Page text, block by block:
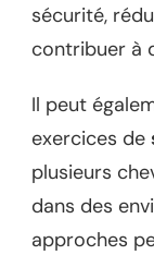
sécurité,
contribuer à
Il peut
exercices de
plusieurs
dans des
approches